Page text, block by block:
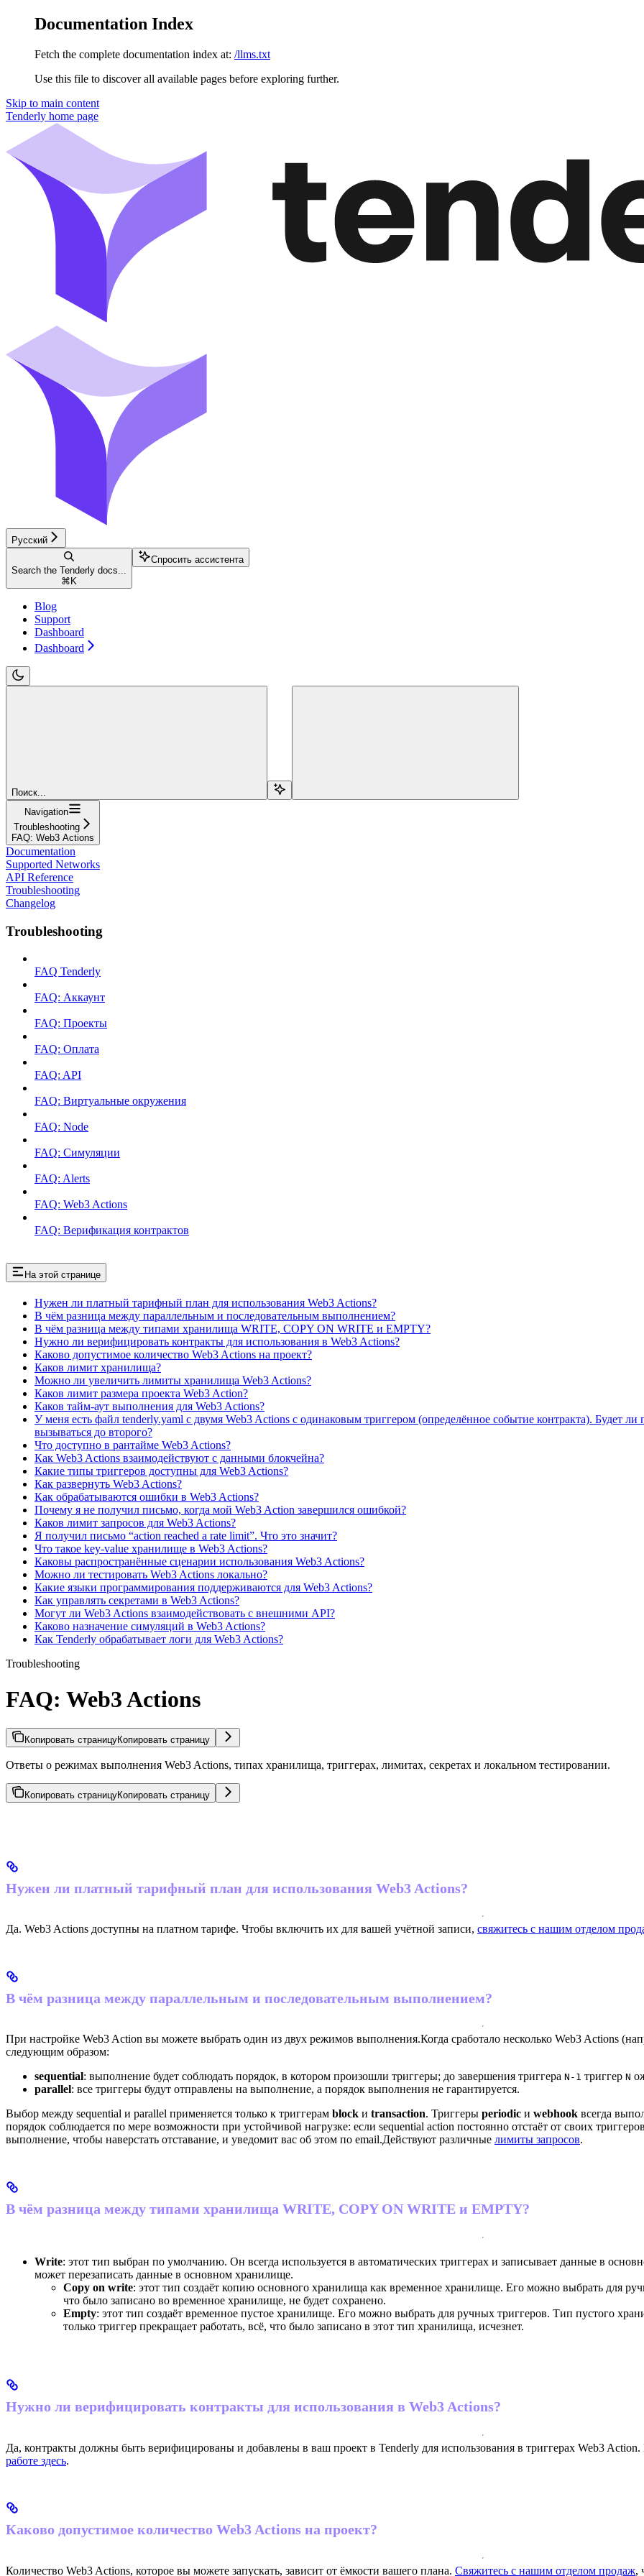
Documentation Index
Fetch the complete documentation index at: /llms.txt
Use this file to discover all available pages before exploring further.
Skip to main content
Tenderly home page
Русский
Search the Tenderly docs...
⌘ K
Спросить ассистента
Blog
Support
Dashboard
Dashboard
Поиск...
Navigation
Troubleshooting
FAQ: Web3 Actions
Documentation
Supported Networks
API Reference
Troubleshooting
Changelog
Troubleshooting
FAQ Tenderly
FAQ: Аккаунт
FAQ: Проекты
FAQ: Оплата
FAQ: API
FAQ: Виртуальные окружения
FAQ: Node
FAQ: Симуляции
FAQ: Alerts
FAQ: Web3 Actions
FAQ: Верификация контрактов
На этой странице
Нужен ли платный тарифный план для использования Web3 Actions?
В чём разница между параллельным и последовательным выполнением?
В чём разница между типами хранилища WRITE, COPY ON WRITE и EMPTY?
Нужно ли верифицировать контракты для использования в Web3 Actions?
Каково допустимое количество Web3 Actions на проект?
Каков лимит хранилища?
Можно ли увеличить лимиты хранилища Web3 Actions?
Каков лимит размера проекта Web3 Action?
Каков тайм-аут выполнения для Web3 Actions?
У меня есть файл tenderly.yaml с двумя Web3 Actions с одинаковым триггером (определённое событие контракта). Будет
вызываться до второго?
Что доступно в рантайме Web3 Actions?
Как Web3 Actions взаимодействуют с данными блокчейна?
Какие типы триггеров доступны для Web3 Actions?
Как развернуть Web3 Actions?
Как обрабатываются ошибки в Web3 Actions?
Почему я не получил письмо, когда мой Web3 Action завершился ошибкой?
Каков лимит запросов для Web3 Actions?
Я получил письмо “action reached a rate limit”. Что это значит?
Что такое key-value хранилище в Web3 Actions?
Каковы распространённые сценарии использования Web3 Actions?
Можно ли тестировать Web3 Actions локально?
Какие языки программирования поддерживаются для Web3 Actions?
Как управлять секретами в Web3 Actions?
Могут ли Web3 Actions взаимодействовать с внешними API?
Каково назначение симуляций в Web3 Actions?
Как Tenderly обрабатывает логи для Web3 Actions?
Troubleshooting
FAQ: Web3 Actions
Копировать страницуКопировать страницу
Ответы о режимах выполнения Web3 Actions, типах хранилища, триггерах, лимитах, секретах и локальном тестировании.
Копировать страницуКопировать страницу
Нужен ли платный тарифный план для использования Web3 Actions?
Да. Web3 Actions доступны на платном тарифе. Чтобы включить их для вашей учётной записи, свяжитесь с нашим отделом
В чём разница между параллельным и последовательным выполнением?
При настройке Web3 Action вы можете выбрать один из двух режимов выполнения.Когда сработало несколько Web3 Actions
следующим образом:
sequential: выполнение будет соблюдать порядок, в котором произошли триггеры; до завершения триггера N-1 триггер N
parallel: все триггеры будут отправлены на выполнение, а порядок выполнения не гарантируется.
Выбор между sequential и parallel применяется только к триггерам block и transaction. Триггеры periodic и webhook всегда
порядок соблюдается по мере возможности при устойчивой нагрузке: если sequential action постоянно отстаёт от своих
выполнение, чтобы наверстать отставание, и уведомит вас об этом по email.Действуют различные лимиты запросов.
В чём разница между типами хранилища WRITE, COPY ON WRITE и EMPTY?
Write: этот тип выбран по умолчанию. Он всегда используется в автоматических триггерах и записывает данные в
может перезаписать данные в основном хранилище.
Copy on write: этот тип создаёт копию основного хранилища как временное хранилище. Его можно выбрать для
что было записано во временное хранилище, не будет сохранено.
Empty: этот тип создаёт временное пустое хранилище. Его можно выбрать для ручных триггеров. Тип пустого
только триггер прекращает работать, всё, что было записано в этот тип хранилища, исчезнет.
Нужно ли верифицировать контракты для использования в Web3 Actions?
Да, контракты должны быть верифицированы и добавлены в ваш проект в Tenderly для использования в триггерах Web3
работе здесь.
Каково допустимое количество Web3 Actions на проект?
Количество Web3 Actions, которое вы можете запускать, зависит от ёмкости вашего плана. Свяжитесь с нашим отделом продаж,